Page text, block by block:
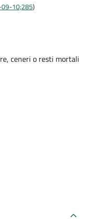
09-10;285)
ceneri o resti mortali